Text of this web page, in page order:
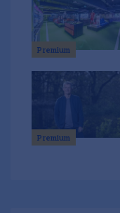
Premium
Premium